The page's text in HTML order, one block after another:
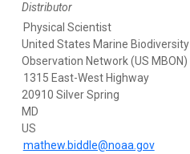
Distributor
Physical Scientist
United States Marine Biodiversity
Observation Network (US MBON)
1315 East-West Highway
20910 Silver Spring
MD
US
mathew.biddle@noaa.gov